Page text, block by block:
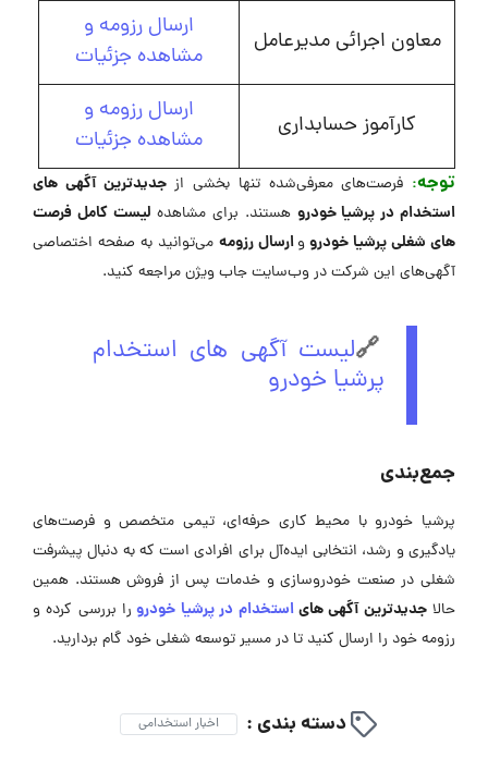
معاون اجرائی مدیرعامل
ارسال رزومه و
مشاهده جزئیات
کارآموز حسابداری
ارسال رزومه و
مشاهده جزئیات
توجه: فرصت‌های معرفی‌شده تنها بخشی ازجدیدترین آگهی های
استخدام در پرشیا خودرو هستند. برای مشاهده لیست کامل فرصت
های شغلی پرشیا خودرووارسال رزومه می‌توانید به صفحه اختصاصی
آگهی‌های این شرکت در وب‌سایت جاب ویژن مراجعه کنید.
🔗لیست آگهی های استخدام
پرشیا خودرو
جمع‌بندی
پرشیا خودرو با محیط کاری حرفه‌ای، تیمی متخصص و فرصت‌های
یادگیری و رشد، انتخابی ایده‌آل برای افرادی است که به دنبال پیشرفت
شغلی در صنعت خودروسازی و خدمات پس از فروش هستند. همین
حالاجدیدترین آگهی‌ هایاستخدام در پرشیا خودرو را بررسی کرده و
رزومه خود را ارسال کنید تا در مسیر توسعه شغلی خود گام بردارید.
دسته بندی : اخبار استخدامی